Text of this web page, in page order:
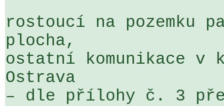
rostoucí na pozemku
plocha,
ostatní komunikace v
Ostrava
– dle přílohy č. 3